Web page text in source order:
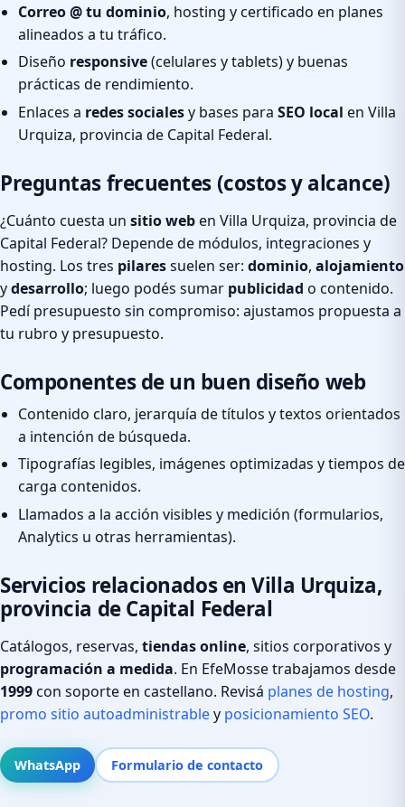
Correo @ tu dominio, hosting y certificado en planes
alineados a tu tráfico.
Diseño responsive(celulares y tablets) y buenas
prácticas de rendimiento.
Enlaces a redes socialesy bases para SEO local en Villa
Urquiza, provincia de Capital Federal.
Preguntas frecuentes (costos y alcance)
¿Cuánto cuesta un sitio weben Villa Urquiza, provincia de
Capital Federal? Depende de módulos, integraciones y
hosting. Los tres pilaressuelen ser: dominio, alojamiento
ydesarrollo; luego podés sumar publicidad o contenido.
Pedí presupuesto sin compromiso: ajustamos propuesta a
tu rubro y presupuesto.
Componentes de un buen diseño web
Contenido claro, jerarquía de títulos y textos orientados
a intención de búsqueda.
Tipografías legibles, imágenes optimizadas y tiempos de
carga contenidos.
Llamados a la acción visibles y medición (formularios,
Analytics u otras herramientas).
Servicios relacionados en Villa Urquiza,
provincia de Capital Federal
Catálogos, reservas, tiendas online, sitios corporativos y
programación a medida. En EfeMosse trabajamos desde
1999con soporte en castellano. Revisá planes de hosting,
promo sitio autoadministrabley posicionamiento SEO.
WhatsApp Formulario de contacto